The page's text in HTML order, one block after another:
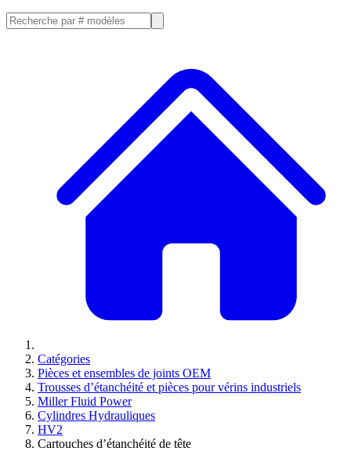
Catégories
Pièces et ensembles de joints OEM
Trousses d’étanchéité et pièces pour vérins industriels
Miller Fluid Power
Cylindres Hydrauliques
HV2
Cartouches d’étanchéité de tête